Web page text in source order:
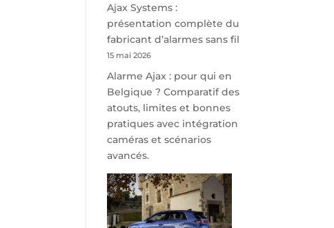
Park
redessine
parking
sécurisé
à
l’aéroport
Ajax Systems :
présentation complète du
fabricant d’alarmes sans fil
15 mai 2026
Alarme Ajax : pour qui en
Belgique ? Comparatif des
atouts, limites et bonnes
pratiques avec intégration
caméras et scénarios
avancés.